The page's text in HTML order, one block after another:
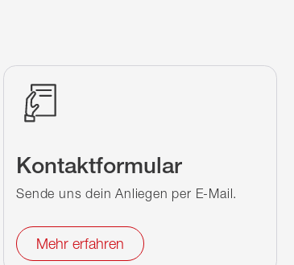
Kontaktformular
Sende uns dein Anliegen per E-Mail.
Mehr erfahren